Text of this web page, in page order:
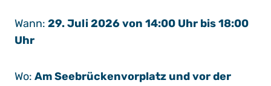
Wann: 29. Juli 2026 von 14:00 Uhr bis 18:00
Uhr
Wo: Am Seebrückenvorplatz und vor der